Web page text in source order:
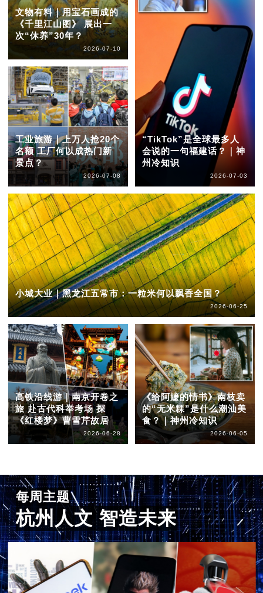
文物有料｜用宝石画成的
《千里江山图》 展出一
次“休养”30年？
2026-07-10
工业旅游｜上万人抢20个
名额 工厂何以成热门新
景点？
2026-07-08
“TikTok”是全球最多人
会说的一句福建话？｜神
州冷知识
2026-07-03
小城大业｜黑龙江五常市：一粒米何以飘香全国？
2026-06-25
高铁沿线游｜南京开卷之
旅 赴古代科举考场 探
《红楼梦》曹雪芹故居
2026-06-28
《给阿嬷的情书》南枝卖
的“无米粿”是什么潮汕美
食？｜神州冷知识
2026-06-05
每周主题
杭州人文 智造未来